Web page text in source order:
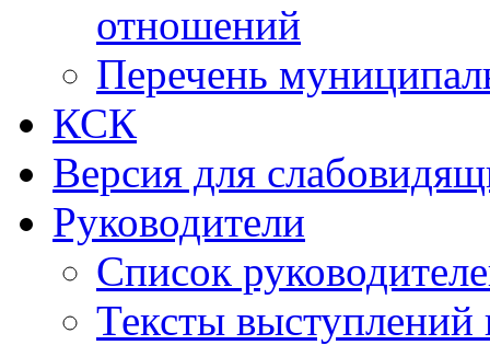
отношений
Перечень
КСК
Версия для
Руководители
Список
Тексты выступлений